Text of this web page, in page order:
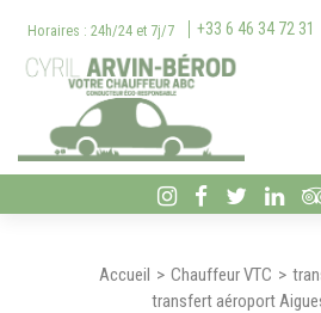
Horaires : 24h/24 et 7j/7 +33 6 46 34 72 31
Accueil Chauffeur VTC
transfert aéroport